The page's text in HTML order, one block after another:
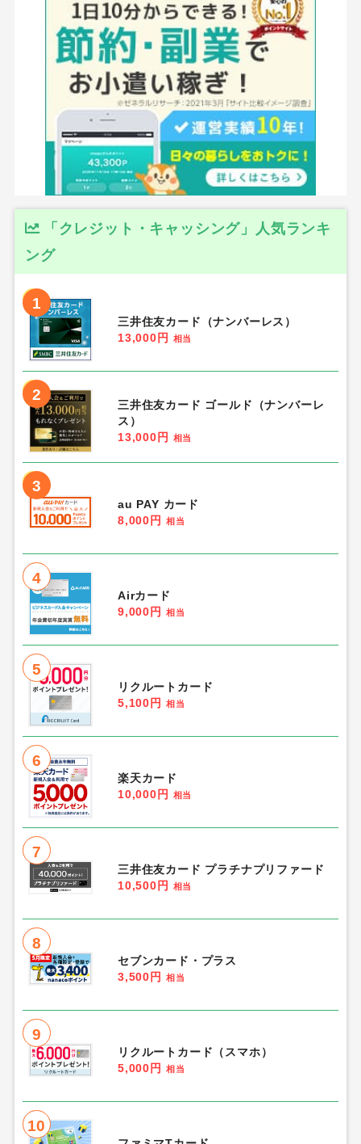
「クレジット・キャッシング」人気ランキ
ング
1
三井住友カード（ナンバーレス）
13,000円
相当
2
三井住友カード ゴールド（ナンバーレ
ス）
13,000円
相当
3
au PAY カード
8,000円
相当
4
Airカード
9,000円
相当
5
リクルートカード
5,100円
相当
6
楽天カード
10,000円
相当
7
三井住友カード プラチナプリファード
10,500円
相当
8
セブンカード・プラス
3,500円
相当
9
リクルートカード（スマホ）
5,000円
相当
10